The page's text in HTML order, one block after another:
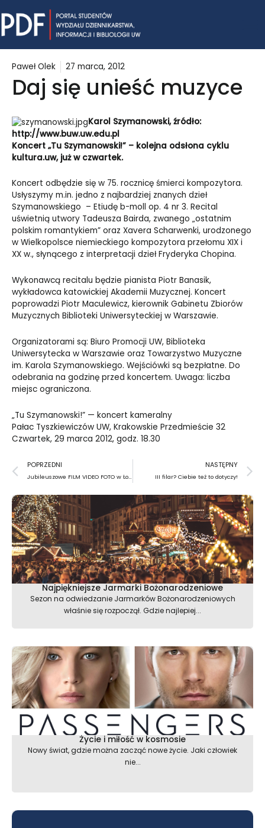
to
content
Paweł Olek 27 marca, 2012
Daj się unieść muzyce
Karol Szymanowski, źródło:
http://www.buw.uw.edu.pl
Koncert „Tu Szymanowski!” – kolejna odsłona cyklu
kultura.uw, już w czwartek.
Koncert odbędzie się w 75. rocznicę śmierci kompozytora.
Usłyszymy m.in. jedno z najbardziej znanych dzieł
Szymanowskiego – Etiudę b-moll op. 4 nr 3. Recital
uświetnią utwory Tadeusza Bairda, zwanego „ostatnim
polskim romantykiem” oraz Xavera Scharwenki, urodzonego
w Wielkopolsce niemieckiego kompozytora przełomu XIX i
XX w., słynącego z interpretacji dzieł Fryderyka Chopina.
Wykonawcą recitalu będzie pianista Piotr Banasik,
wykładowca katowickiej Akademii Muzycznej. Koncert
poprowadzi Piotr Maculewicz, kierownik Gabinetu Zbiorów
Muzycznych Biblioteki Uniwersyteckiej w Warszawie.
Organizatorami są: Biuro Promocji UW, Biblioteka
Uniwersytecka w Warszawie oraz Towarzystwo Muzyczne
im. Karola Szymanowskiego. Wejściówki są bezpłatne. Do
odebrania na godzinę przed koncertem. Uwaga: liczba
miejsc ograniczona.
„Tu Szymanowski!” — koncert kameralny
Pałac Tyszkiewiczów UW, Krakowskie Przedmieście 32
Czwartek, 29 marca 2012, godz. 18.30
Prev
POPRZEDNI
Jubileuszowe FILM VIDEO FOTO w Łodzi
NASTĘPNY
III filar? Ciebie też to dotyczy!
Najpiękniejsze Jarmarki Bożonarodzeniowe
Sezon na odwiedzanie Jarmarków Bożonarodzeniowych
właśnie się rozpoczął. Gdzie najlepiej...
Życie i miłość w kosmosie
Nowy świat, gdzie można zacząć nowe życie. Jaki człowiek
nie...